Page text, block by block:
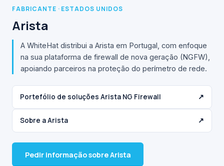
FABRICANTE · ESTADOS UNIDOS
Arista
A WhiteHat distribui a Arista em Portugal, com enfoque
na sua plataforma de firewall de nova geração (NGFW),
apoiando parceiros na proteção do perímetro de rede.
Portefólio de soluções Arista NG Firewall ↗
Sobre a Arista ↗
Pedir informação sobre Arista